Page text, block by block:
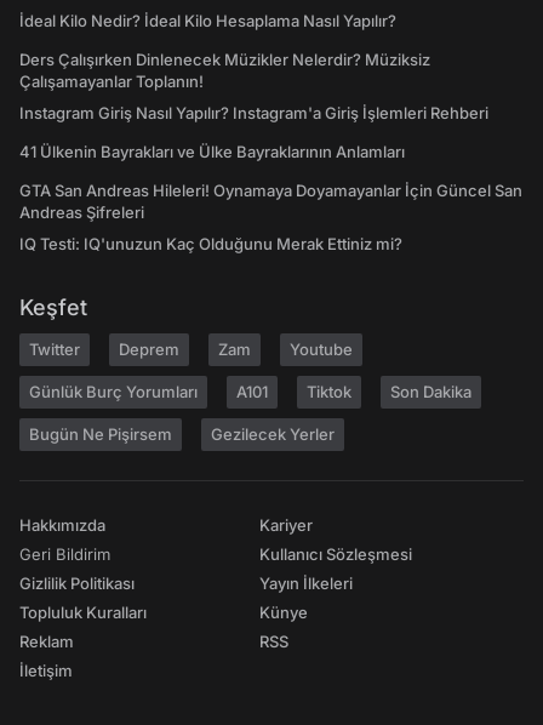
İdeal Kilo Nedir? İdeal Kilo Hesaplama Nasıl Yapılır?
Ders Çalışırken Dinlenecek Müzikler Nelerdir? Müziksiz
Çalışamayanlar Toplanın!
Instagram Giriş Nasıl Yapılır? Instagram'a Giriş İşlemleri Rehberi
41 Ülkenin Bayrakları ve Ülke Bayraklarının Anlamları
GTA San Andreas Hileleri! Oynamaya Doyamayanlar İçin Güncel San
Andreas Şifreleri
IQ Testi: IQ'unuzun Kaç Olduğunu Merak Ettiniz mi?
Keşfet
Twitter Deprem Zam Youtube
Günlük Burç Yorumları A101 Tiktok Son Dakika
Bugün Ne Pişirsem Gezilecek Yerler
Hakkımızda
Geri Bildirim
Gizlilik Politikası
Topluluk Kuralları
Reklam
İletişim
Kariyer
Kullanıcı Sözleşmesi
Yayın İlkeleri
Künye
RSS